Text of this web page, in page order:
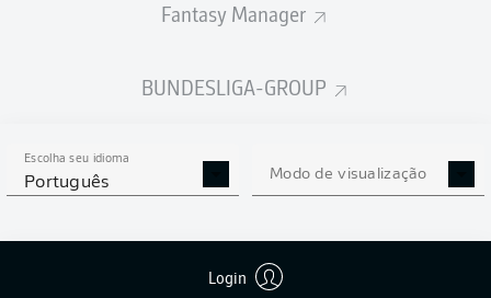
Fantasy Manager
BUNDESLIGA-GROUP
Escolha seu idioma
Português Modo de visualização
Login
ESTATÍSTICAS DA